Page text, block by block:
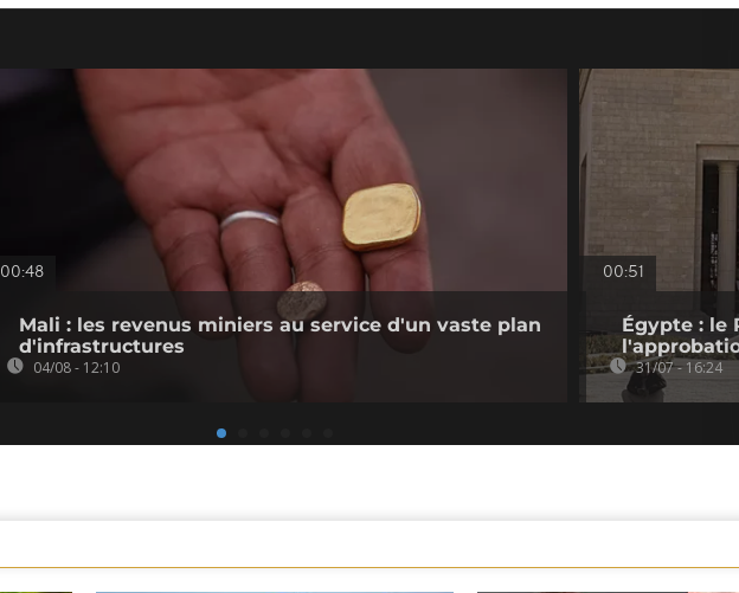
00:48
Mali : les revenus miniers au service d'un vaste plan
d'infrastructures
04/08 - 12:10
00:51
Égypte : le
31/07 - 16:24